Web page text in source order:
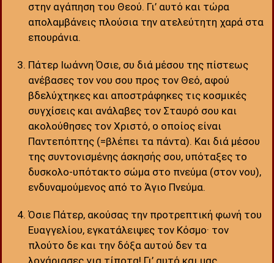
στην αγάπηση του Θεού. Γι’ αυτό και τώρα
απολαμβάνεις πλούσια την ατελεύτητη χαρά στα
επουράνια.
Πάτερ Ιωάννη Όσιε, συ διά μέσου της πίστεως
ανέβασες τον νου σου προς τον Θεό, αφού
βδελύχτηκες και αποστράφηκες τις κοσμικές
συγχίσεις και ανάλαβες τον Σταυρό σου και
ακολούθησες τον Χριστό, ο οποίος είναι
Παντεπόπτης (=βλέπει τα πάντα). Και διά μέσου
της συντονισμένης άσκησής σου, υπόταξες το
δυσκολο-υπότακτο σώμα στο πνεύμα (στον νου),
ενδυναμούμενος από το Άγιο Πνεύμα.
Όσιε Πάτερ, ακούσας την προτρεπτική φωνή του
Ευαγγελίου, εγκατάλειψες τον Κόσμο· τον
πλούτο δε και την δόξα αυτού δεν τα
λογάριασες για τίποτα! Γι’ αυτό και μας